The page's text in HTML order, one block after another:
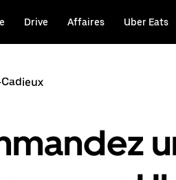
Drive Affaires Uber Eats